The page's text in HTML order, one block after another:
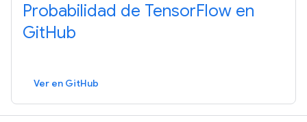
Probabilidad de TensorFlow en
GitHub
Ver en GitHub